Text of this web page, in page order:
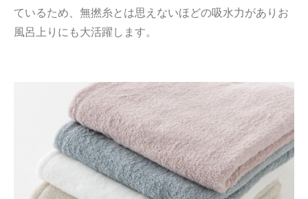
ているため、無撚糸とは思えないほどの吸水力がありお
風呂上りにも大活躍します。